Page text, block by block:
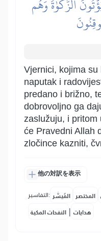
ٱلزَّكَوٰةَ وَهُم
Vjernici, kojima su
naputak i
predano i brižno,
dobrovoljno ga
zaslužuju, i pritom
će Pravedni Allah
zločince kazniti,
他の対訳を表示
التفاسير: المُيسَّر المختصر
النفحات المكية | هدايات